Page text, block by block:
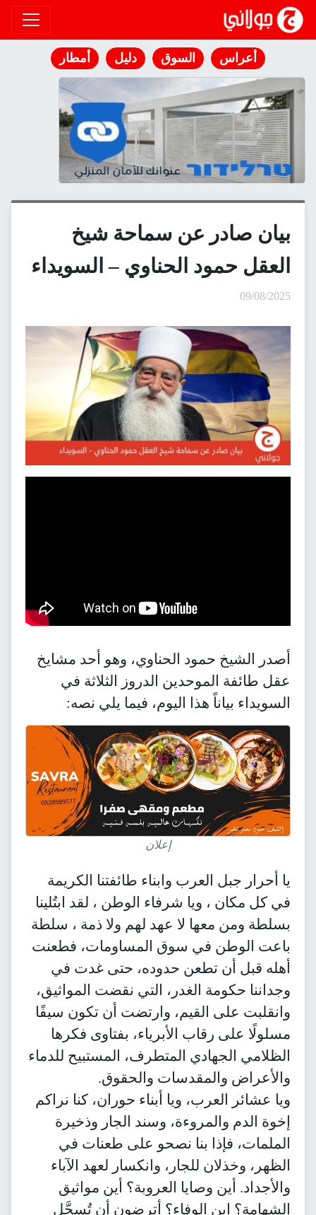
انتقل إلى المحتوى
أعراس السوق دليل أمطار
بيان صادر عن سماحة شيخ
العقل حمود الحناوي – السويداء
09/08/2025
أصدر الشيخ حمود الحناوي، وهو أحد مشايخ
عقل طائفة الموحدين الدروز الثلاثة في
السويداء بياناً هذا اليوم، فيما يلي نصه:
إعلان
يا أحرار جبل العرب وابناء طائفتنا الكريمة
في كل مكان ، ويا شرفاء الوطن ، لقد ابتُلينا
بسلطة ومن معها لا عهد لهم ولا ذمة ، سلطة
باعت الوطن في سوق المساومات، فطعنت
أهله قبل أن تطعن حدوده، حتى غدت في
وجداننا حكومة الغدر، التي نقضت المواثيق،
وانقلبت على القيم، وارتضت أن تكون سيفًا
مسلولًا على رقاب الأبرياء، بفتاوى فكرها
الظلامي الجهادي المتطرف، المستبيح للدماء
والأعراض والمقدسات والحقوق.
ويا عشائر العرب، ويا أبناء حوران، كنا نراكم
إخوة الدم والمروءة، وسند الجار وذخيرة
الملمات، فإذا بنا نصحو على طعنات في
الظهر، وخذلان للجار، وانكسار لعهد الآباء
والأجداد. أين وصايا العروبة؟ أين مواثيق
الشهامة؟ اين الوفاء؟ أترضون أن تُسجَّل